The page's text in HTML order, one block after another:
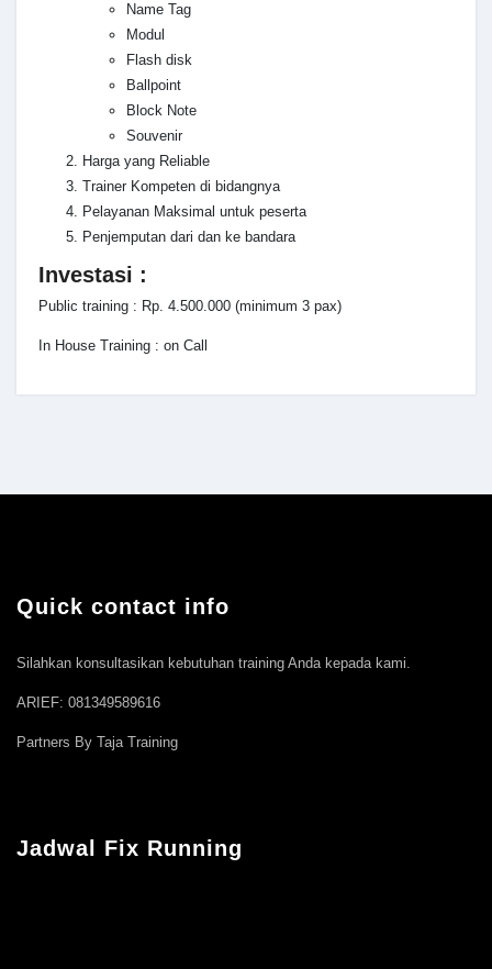
Name Tag
Modul
Flash disk
Ballpoint
Block Note
Souvenir
Harga yang Reliable
Trainer Kompeten di bidangnya
Pelayanan Maksimal untuk peserta
Penjemputan dari dan ke bandara
Investasi :
Public training : Rp. 4.500.000 (minimum 3 pax)
In House Training : on Call
Quick contact info
Silahkan konsultasikan kebutuhan training Anda kepada kami.
ARIEF: 081349589616
Partners By Taja Training
Jadwal Fix Running